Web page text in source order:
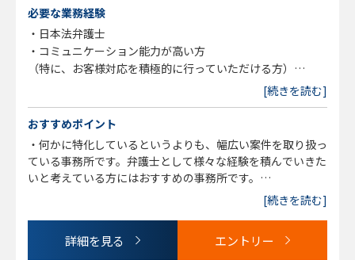
・不動産関連
・交通事故
・離婚事件 など
必要な業務経験
・日本法弁護士
・コミュニケーション能力が高い方
（特に、お客様対応を積極的に行っていただける方）
[続きを読む]
おすすめポイント
・何かに特化しているというよりも、幅広い案件を取り扱っ
ている事務所です。弁護士として様々な経験を積んでいきた
いと考えている方にはおすすめの事務所です。
・平日は19時～20時くらいには業務を終了し、個人事件を
ある程度自由にできる環境が整っております。個人事件につ
奨しております。
[続きを読む]
詳細を見る エントリー